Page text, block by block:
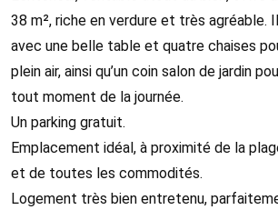
38 m², riche en verdure et très agréable.
avec une belle table et quatre chaises
plein air, ainsi qu’un coin salon de jardin
tout moment de la journée.
Un parking gratuit.
Emplacement idéal, à proximité de la
et de toutes les commodités.
Logement très bien entretenu,